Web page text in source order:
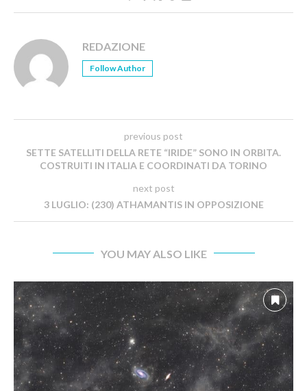
REDAZIONE
Follow Author
previous post
SETTE SATELLITI DELLA RETE “IRIDE” SONO IN ORBITA.
COSTRUITI IN ITALIA E COORDINATI DA TORINO
next post
3 LUGLIO: (230) ATHAMANTIS IN OPPOSIZIONE
YOU MAY ALSO LIKE